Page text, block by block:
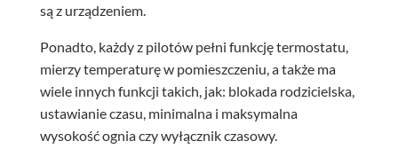
są z urządzeniem.
Ponadto, każdy z pilotów pełni funkcję termostatu,
mierzy temperaturę w pomieszczeniu, a także ma
wiele innych funkcji takich, jak: blokada rodzicielska,
ustawianie czasu, minimalna i maksymalna
wysokość ognia czy wyłącznik czasowy.